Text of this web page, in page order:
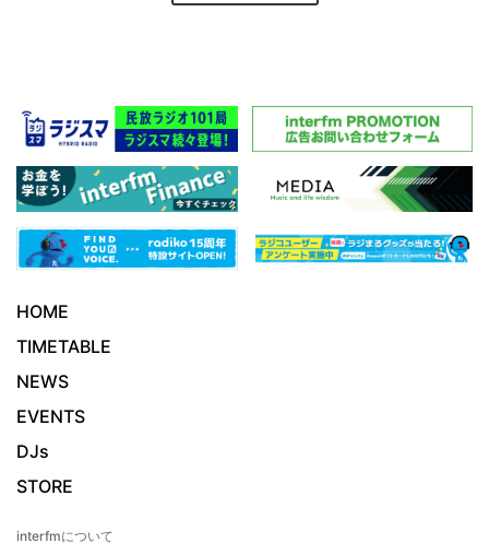
HOME
TIMETABLE
NEWS
EVENTS
DJs
STORE
interfmについて